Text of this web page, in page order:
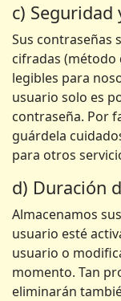
c) Seguridad
Sus contraseñas
cifradas (método
legibles para
usuario solo es
contraseña. Por
guárdela
para otros
d) Duración
Almacenamos
usuario esté
usuario o
momento. Tan
eliminarán